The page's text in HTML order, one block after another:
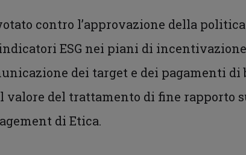
contro l’approvazione della
ESG nei piani di incentivazione
dei target e dei pagamenti di
valore del trattamento di fine rapporto
di Etica.